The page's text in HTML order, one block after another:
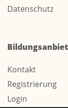
Datenschutz
Kontakt
Registrierung
Login